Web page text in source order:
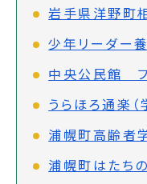
岩手県洋野町
少年リーダー養
中央公民館 フ
うらほろ通楽（
浦幌町高齢者
浦幌町はたち